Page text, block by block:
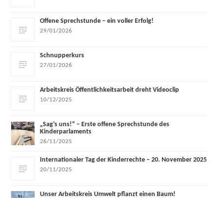
Offene Sprechstunde – ein voller Erfolg!
29/01/2026
Schnupperkurs
27/01/2026
Arbeitskreis Öffentlichkeitsarbeit dreht Videoclip
10/12/2025
„Sag’s uns!“ – Erste offene Sprechstunde des
Kinderparlaments
26/11/2025
Internationaler Tag der Kinderrechte – 20. November 2025
20/11/2025
Unser Arbeitskreis Umwelt pflanzt einen Baum!